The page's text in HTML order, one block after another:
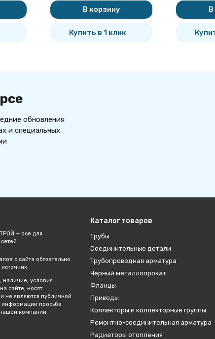
В корзину
Купить в 1 клик
В
обновления
и специальных
— все для
с сайта обязательно
условия
сайте, носят
не являются публичной
просьба
компании.
Каталог товаров
Трубы
Соединительные детали
Трубопроводная арматура
Черный металлопрокат
Фланцы
Приводы
Коллекторы и коллекторные группы
Ремонтно-соединительная арматура
Радиаторы отопления